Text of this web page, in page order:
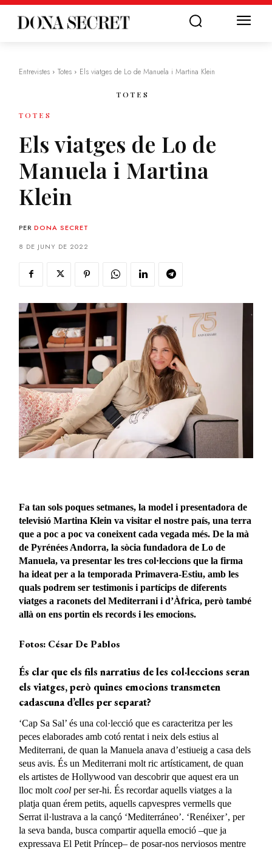
Entrevistes Totes Els viatges de Lo de Manuela i Martina Klein
TOTES
TOTES
Els viatges de Lo de
Manuela i Martina
Klein
PER DONA SECRET
8 DE JUNY DE 2022
Fa tan sols poques setmanes, la model i presentadora de
televisió Martina Klein va visitar el nostre país, una terra
que a poc a poc va coneixent cada vegada més. De la mà
de Pyrénées Andorra, la sòcia fundadora de Lo de
Manuela, va presentar les tres col·leccions que la firma
ha ideat per a la temporada Primavera-Estiu, amb les
quals podrem ser testimonis i partícips de diferents
viatges a raconets del Mediterrani i d’Àfrica, però també
allà on ens portin els records i les emocions.
Fotos: César De Pablos
És clar que els fils narratius de les col·leccions seran
els viatges, però quines emocions transmeten
cadascuna d’elles per separat?
‘Cap Sa Sal’ és una col·lecció que es caracteritza per les
peces elaborades amb cotó rentat i neix dels estius al
Mediterrani, de quan la Manuela anava d’estiueig a casa dels
seus avis. És un Mediterrani molt ric artísticament, de quan
els artistes de Hollywood van descobrir que aquest era un
lloc moltcoolper ser-hi. És recordar aquells viatges a la
platja quan érem petits, aquells capvespres vermells que
Serrat il·lustrava a la cançó ‘Mediterráneo’. ‘Renéixer’, per
la seva banda, busca compartir aquella emoció –que ja
expressava El Petit Príncep– de posar-nos nerviosos mentre